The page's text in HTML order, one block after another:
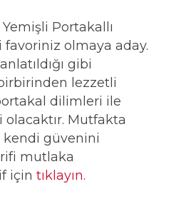
Portakallı
olmaya aday.
gibi
lezzetli
dilimleri ile
Mutfakta
kendi güvenini
mutlaka
için tıklayın.